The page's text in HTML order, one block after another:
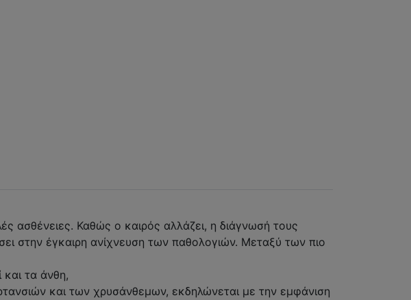
ασθένειες. Καθώς ο καιρός αλλάζει, η διάγνωσή τους
στην έγκαιρη ανίχνευση των παθολογιών. Μεταξύ των πιο
τα άνθη,
και των χρυσάνθεμων, εκδηλώνεται με την εμφάνιση